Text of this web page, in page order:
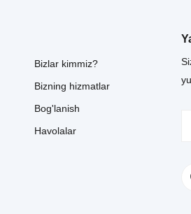
Bizlar kimmiz?
Bizning hizmatlar
Bog'lanish
Havolalar